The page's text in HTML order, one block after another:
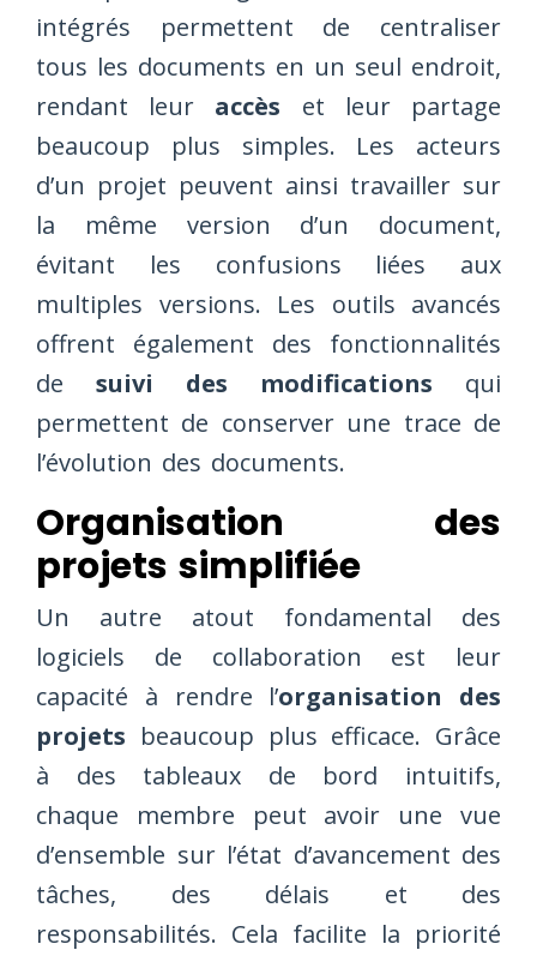
intégrés permettent de centraliser
tous les documents en un seul endroit,
rendant leur accès et leur partage
beaucoup plus simples. Les acteurs
d’un projet peuvent ainsi travailler sur
la même version d’un document,
évitant les confusions liées aux
multiples versions. Les outils avancés
offrent également des fonctionnalités
de suivi des modifications qui
permettent de conserver une trace de
l’évolution des documents.
Organisation des
projets simplifiée
Un autre atout fondamental des
logiciels de collaboration est leur
capacité à rendre l’organisation des
projets beaucoup plus efficace. Grâce
à des tableaux de bord intuitifs,
chaque membre peut avoir une vue
d’ensemble sur l’état d’avancement des
tâches, des délais et des
responsabilités. Cela facilite la priorité